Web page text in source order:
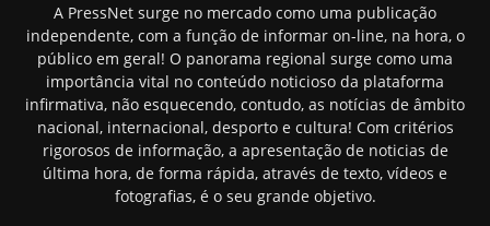
A PressNet surge no mercado como uma publicação
independente, com a função de informar on-line, na hora, o
público em geral! O panorama regional surge como uma
importância vital no conteúdo noticioso da plataforma
infirmativa, não esquecendo, contudo, as notícias de âmbito
nacional, internacional, desporto e cultura! Com critérios
rigorosos de informação, a apresentação de noticias de
última hora, de forma rápida, através de texto, vídeos e
fotografias, é o seu grande objetivo.